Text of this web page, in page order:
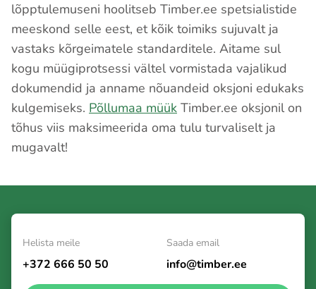
lõpptulemuseni hoolitseb Timber.ee spetsialistide
meeskond selle eest, et kõik toimiks sujuvalt ja
vastaks kõrgeimatele standarditele. Aitame sul
kogu müügiprotsessi vältel vormistada vajalikud
dokumendid ja anname nõuandeid oksjoni edukaks
kulgemiseks. Põllumaa müük Timber.ee oksjonil on
tõhus viis maksimeerida oma tulu turvaliselt ja
mugavalt!
Helista meile
+372 666 50 50
Saada email
info@timber.ee